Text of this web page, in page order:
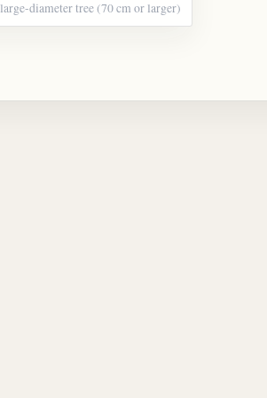
large-diameter tree (70 cm or larger)